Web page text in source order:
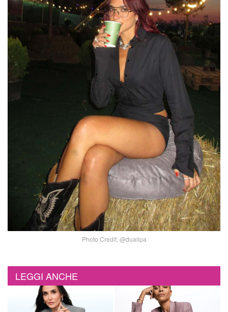
Photo Credit: @dualipa
LEGGI ANCHE